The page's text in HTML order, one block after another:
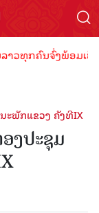
ກຄົນຈົ່ງພ້ອມເປັນ
ະພັກແຂວງ ຄັງທີIX
ງປະຊຸມ